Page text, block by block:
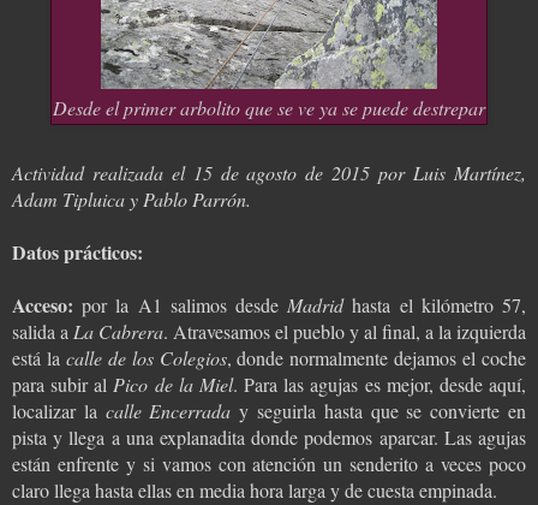
Desde el primer arbolito que se ve ya se puede destrepar
Actividad realizada el 15 de agosto de 2015 por Luis Martínez,
Adam Tipluica y Pablo Parrón.
Datos prácticos:
Acceso:por la A1 salimos desde Madridhasta el kilómetro 57,
salida a La Cabrera. Atravesamos el pueblo y al final, a la izquierda
está la calle de los Colegios, donde normalmente dejamos el coche
para subir al Pico de la Miel. Para las agujas es mejor, desde aquí,
localizar la calle Encerrada y seguirla hasta que se convierte en
pista y llega a una explanadita donde podemos aparcar. Las agujas
están enfrente y si vamos con atención un senderito a veces poco
claro llega hasta ellas en media hora larga y de cuesta empinada.